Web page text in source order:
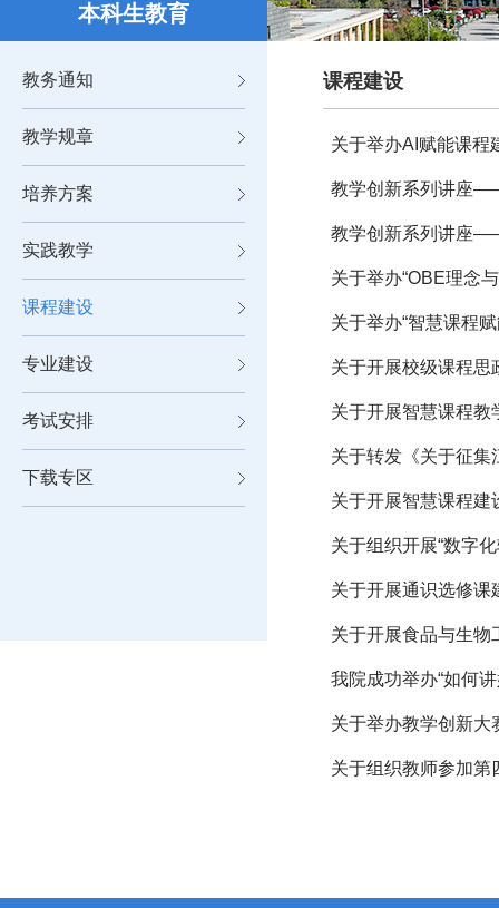
本科生教育
教务通知
教学规章
培养方案
实践教学
课程建设
专业建设
考试安排
下载专区
课程建设
关于举办AI赋能课程
教学创新系列讲座
教学创新系列讲座
关于举办“OBE理念
关于举办“智慧课程
关于开展校级课程思
关于开展智慧课程教
关于转发《关于征集
关于开展智慧课程建
关于组织开展“数字
关于开展通识选修课
关于开展食品与生物
我院成功举办“如何
关于举办教学创新大
关于组织教师参加第